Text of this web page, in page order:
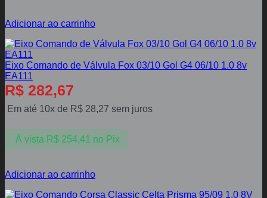
Adicionar ao carrinho
Eixo Comando de Válvula Fox 03/10 Gol G4 06/10 1.0 8v
EA111
R$ 282,67
Em até 10x de R$ 28,27 sem juros
À vista R$254,41 no Pix
Adicionar ao carrinho